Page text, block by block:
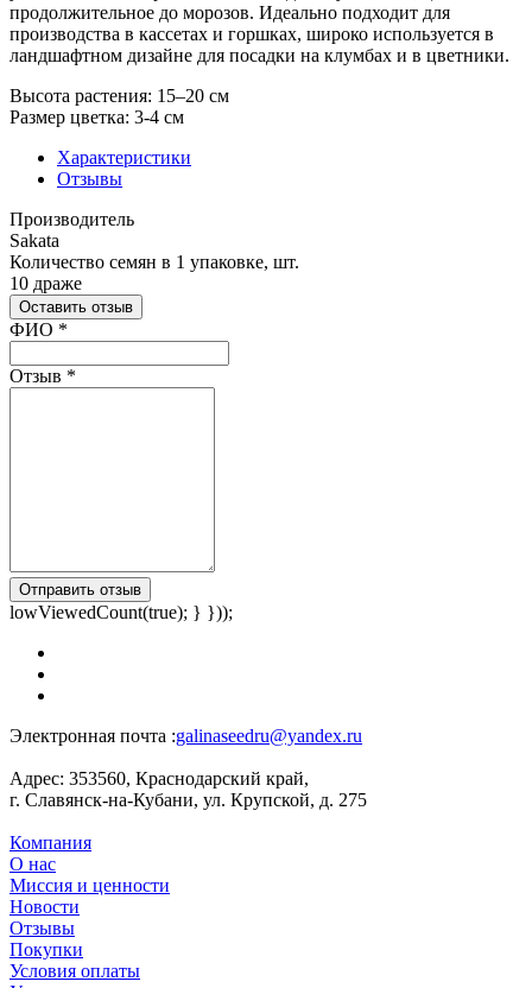
продолжительное до морозов. Идеально подходит для
производства в кассетах и горшках, широко используется в
ландшафтном дизайне для посадки на клумбах и в цветники.
Высота растения: 15–20 см
Размер цветка: 3-4 см
Характеристики
Отзывы
Производитель
Sakata
Количество семян в 1 упаковке, шт.
10 драже
Оставить отзыв
Ваш отзыв был отправлен!
ФИО *
Отзыв *
Отправить отзыв
lowViewedCount(true); } }));
Электронная почта :galinaseedru@yandex.ru
Адрес: 353560, Краснодарский край,
г. Славянск-на-Кубани, ул. Крупской, д. 275
Компания
О нас
Миссия и ценности
Новости
Отзывы
Покупки
Условия оплаты